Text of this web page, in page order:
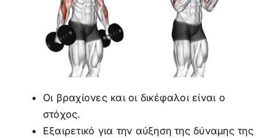
Οι βραχίονες και οι δικέφαλοι είναι ο
στόχος.
Εξαιρετικό για την αύξηση της δύναμης της